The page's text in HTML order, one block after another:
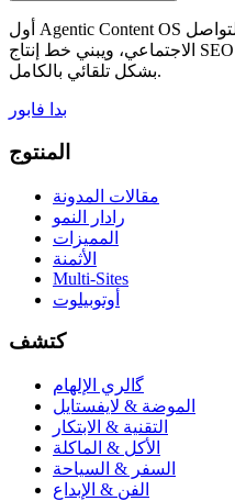
أول Agentic Content OS يُنشئ منشوراتك على وسائل التواصل
الاجتماعي، ويبني خط إنتاج SEO موثوق ويدفع النمو العضوي —
بشكل تلقائي بالكامل.
بدا فابور
المنتوج
مقالات المدونة
رادار النمو
المميزات
الأثمنة
Multi-Sites
أوتوبيلوت
كتشف
ﮔالري الإلهام
الموضة & لايفستايل
التقنية & الابتكار
الأكل & الماكلة
السفر & السياحة
الفن & الإبداع